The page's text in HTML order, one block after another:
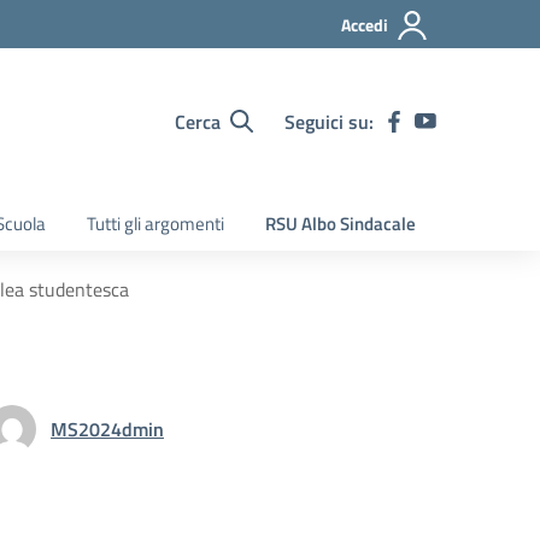
Accedi
Cerca Seguici su:
Tutti gli argomenti RSU Albo Sindacale
studentesca
MS2024dmin